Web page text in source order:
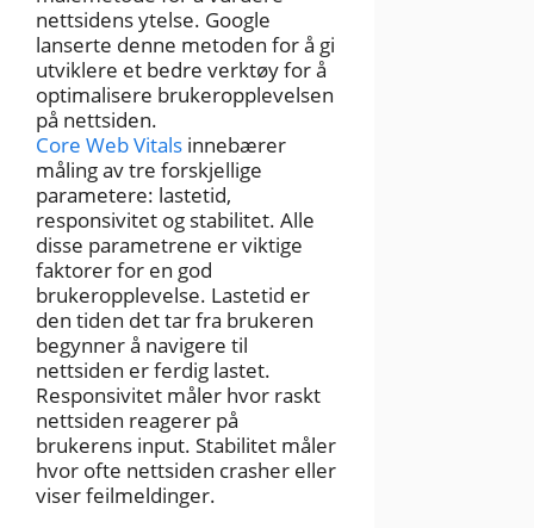
nettsidens ytelse. Google
lanserte denne metoden for å gi
utviklere et bedre verktøy for å
optimalisere brukeropplevelsen
på nettsiden.
Core Web Vitals innebærer
måling av tre forskjellige
parametere: lastetid,
responsivitet og stabilitet. Alle
disse parametrene er viktige
faktorer for en god
brukeropplevelse. Lastetid er
den tiden det tar fra brukeren
begynner å navigere til
nettsiden er ferdig lastet.
Responsivitet måler hvor raskt
nettsiden reagerer på
brukerens input. Stabilitet måler
hvor ofte nettsiden crasher eller
viser feilmeldinger.